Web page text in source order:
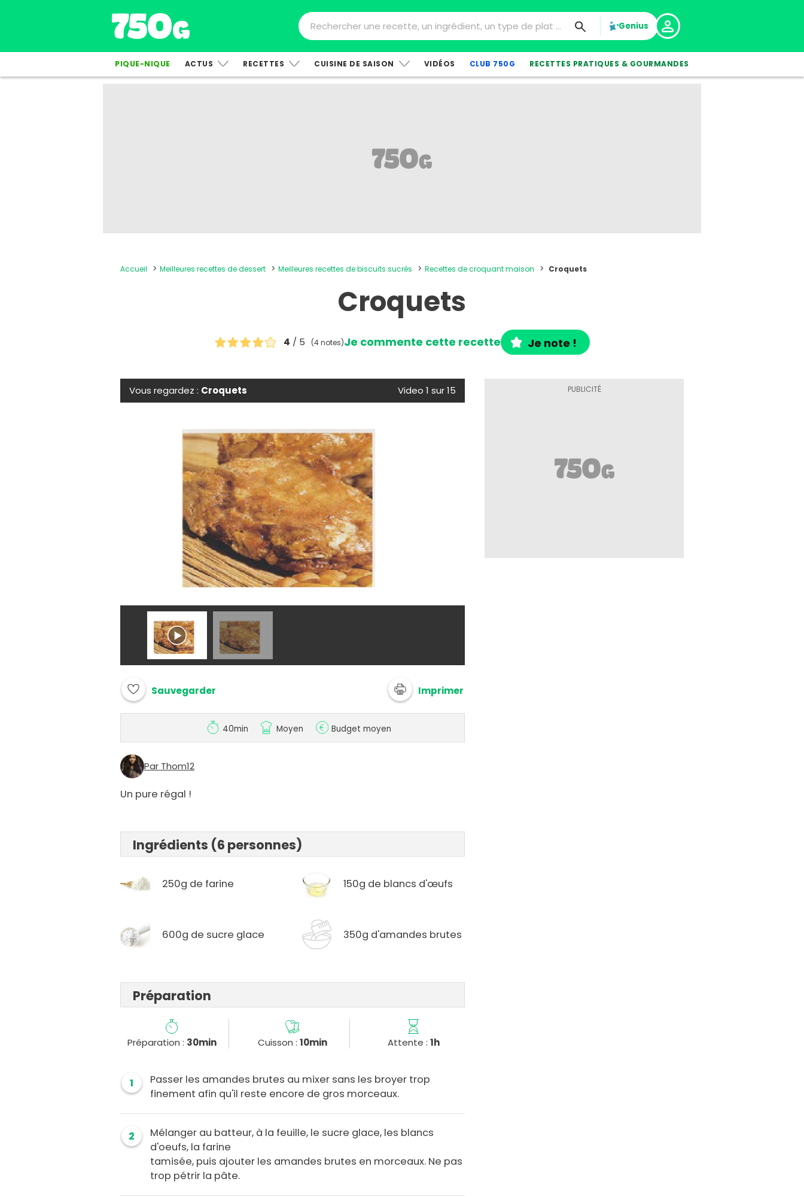
Genius
PIQUE-NIQUE ACTUS RECETTES CUISINE DE SAISON VIDÉOS CLUB 750G RECETTES PRATIQUES & GOURMANDES
Accueil Meilleures recettes de dessert Meilleures recettes de biscuits sucrés Recettes de croquant maison Croquets
Croquets
4 / 5 (4 notes)Je commente cette recette Je note !
Vous regardez : Croquets Video 1 sur 15
Sauvegarder Imprimer
40min Moyen Budget moyen
Par Thom12
Un pure régal !
Ingrédients (6 personnes)
250g de farine 150g de blancs d'œufs
600g de sucre glace 350g d'amandes brutes
Préparation
Préparation : 30min Cuisson :10min Attente : 1h
1
Passer les amandes brutes au mixer sans les broyer trop
finement afin qu'il reste encore de gros morceaux.
2
Mélanger au batteur, à la feuille, le sucre glace, les blancs
d'oeufs, la farine
tamisée, puis ajouter les amandes brutes en morceaux. Ne pas
trop pétrir la pâte.